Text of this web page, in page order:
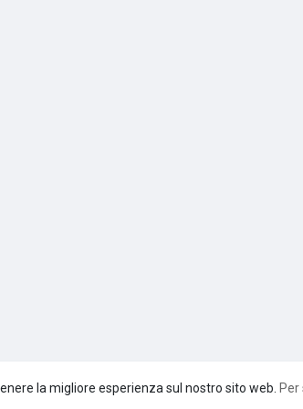
la migliore esperienza sul nostro sito web. Per